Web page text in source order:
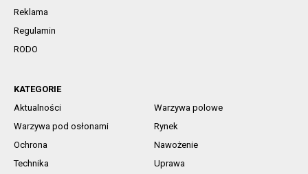
Reklama
Regulamin
RODO
KATEGORIE
Aktualności
Warzywa polowe
Warzywa pod osłonami
Rynek
Ochrona
Nawożenie
Technika
Uprawa